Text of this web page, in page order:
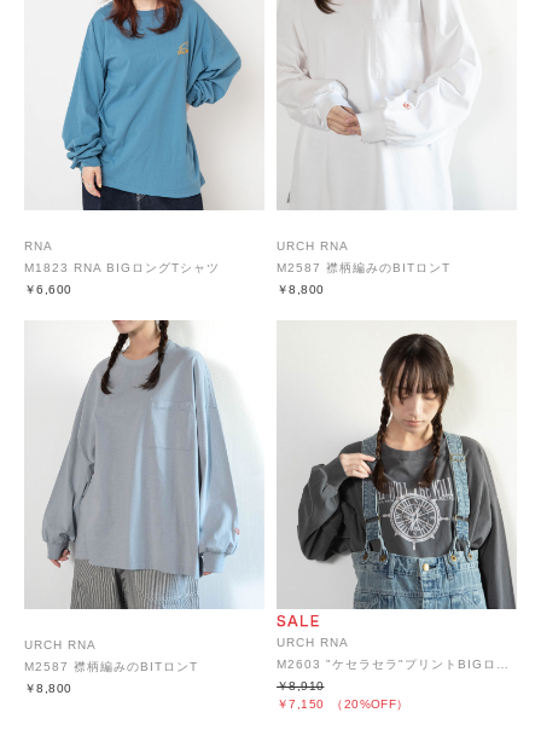
RNA
M1823 RNA BIGロングTシャツ
￥6,600
URCH RNA
M2587 襟柄編みのBITロンT
￥8,800
URCH RNA
M2587 襟柄編みのBITロンT
￥8,800
URCH RNA
￥7,150 （20%OFF）
￥8,910